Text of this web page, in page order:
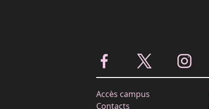
Accès campus
Contacts